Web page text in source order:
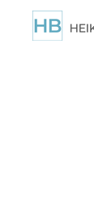
Zum
Hauptinhalt